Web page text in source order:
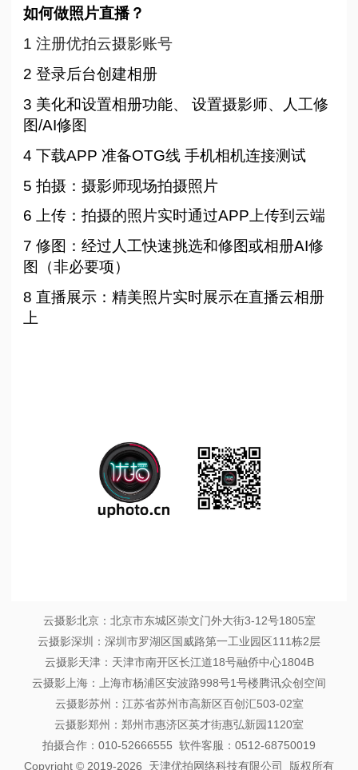
如何做照片直播？
1 注册优拍云摄影账号
2 登录后台创建相册
3 美化和设置相册功能、 设置摄影师、人工修
图/AI修图
4 下载APP 准备OTG线 手机相机连接测试
5 拍摄：摄影师现场拍摄照片
6 上传：拍摄的照片实时通过APP上传到云端
7 修图：经过人工快速挑选和修图或相册AI修
图（非必要项）
8 直播展示：精美照片实时展示在直播云相册
上
云摄影北京：北京市东城区崇文门外大街3-12号1805室
云摄影深圳：深圳市罗湖区国威路第一工业园区111栋2层
云摄影天津：天津市南开区长江道18号融侨中心1804B
云摄影上海：上海市杨浦区安波路998号1号楼腾讯众创空间
云摄影苏州：江苏省苏州市高新区百创汇503-02室
云摄影郑州：郑州市惠济区英才街惠弘新园1120室
拍摄合作：010-52666555 软件客服：0512-68750019
Copyright © 2019-2026 天津优拍网络科技有限公司 版权所有